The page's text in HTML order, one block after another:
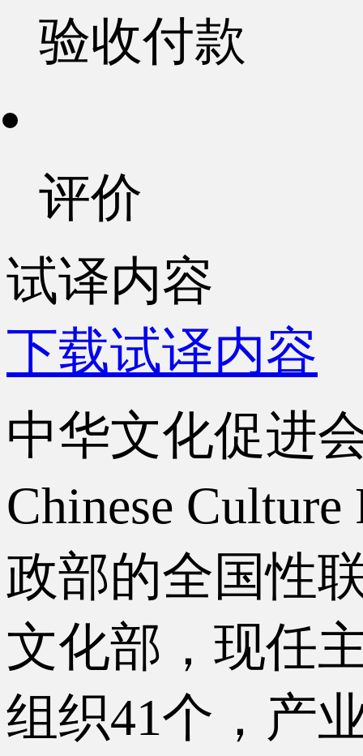
验收付款
评价
试译内容
下载试译内容
中华文化促进
Chinese
政部的全国性
文化部，现任
组织41个，产